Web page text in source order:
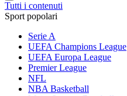
Tutti i contenuti
Sport popolari
Serie A
UEFA Champions League
UEFA Europa League
Premier League
NFL
NBA Basketball